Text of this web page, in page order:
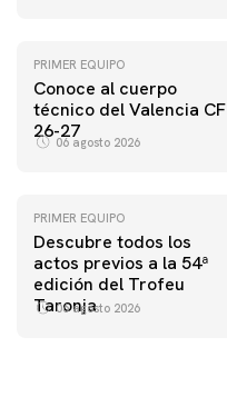
PRIMER EQUIPO
Conoce al cuerpo
técnico del Valencia CF
26-27
06 agosto 2026
PRIMER EQUIPO
Descubre todos los
actos previos a la 54ª
edición del Trofeu
Taronja
06 agosto 2026